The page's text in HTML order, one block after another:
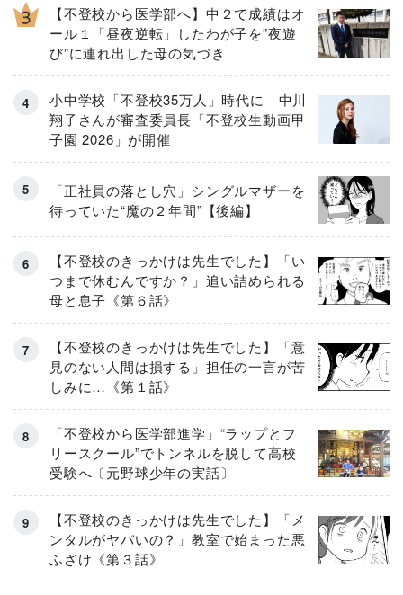
【不登校から医学部へ】中２で成績はオ
ール１「昼夜逆転」したわが子を”夜遊
び”に連れ出した母の気づき
小中学校「不登校35万人」時代に 中川
翔子さんが審査委員長「不登校生動画甲
子園 2026」が開催
「正社員の落とし穴」シングルマザーを
待っていた“魔の２年間”【後編】
【不登校のきっかけは先生でした】「い
つまで休むんですか？」追い詰められる
母と息子《第６話》
【不登校のきっかけは先生でした】「意
見のない人間は損する」担任の一言が苦
しみに…《第１話》
「不登校から医学部進学」“ラップとフ
リースクール”でトンネルを脱して高校
受験へ〔元野球少年の実話〕
【不登校のきっかけは先生でした】「メ
ンタルがヤバいの？」教室で始まった悪
ふざけ《第３話》